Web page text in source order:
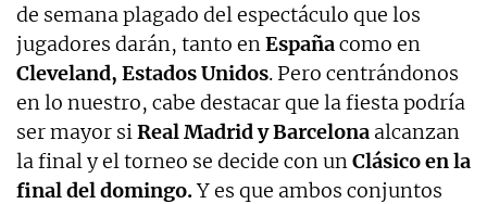
de semana plagado del espectáculo que los
jugadores darán, tanto enEspañacomo en
Cleveland, Estados Unidos. Pero centrándonos
en lo nuestro, cabe destacar que la fiesta podría
ser mayor siReal Madrid y Barcelona alcanzan
la final y el torneo se decide con unClásico en la
final del domingo.Y es que ambos conjuntos